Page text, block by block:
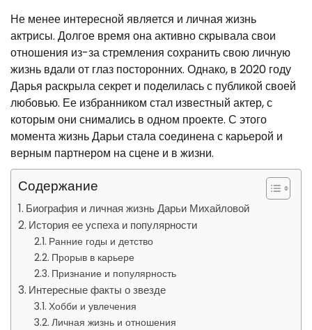
Не менее интересной является и личная жизнь
актрисы. Долгое время она активно скрывала свои
отношения из-за стремления сохранить свою личную
жизнь вдали от глаз посторонних. Однако, в 2020 году
Дарья раскрыла секрет и поделилась с публикой своей
любовью. Ее избранником стал известный актер, с
которым они снимались в одном проекте. С этого
момента жизнь Дарьи стала соединена с карьерой и
верным партнером на сцене и в жизни.
Содержание
Биография и личная жизнь Дарьи Михайловой
История ее успеха и популярности
Ранние годы и детство
Прорыв в карьере
Признание и популярность
Интересные факты о звезде
Хобби и увлечения
Личная жизнь и отношения